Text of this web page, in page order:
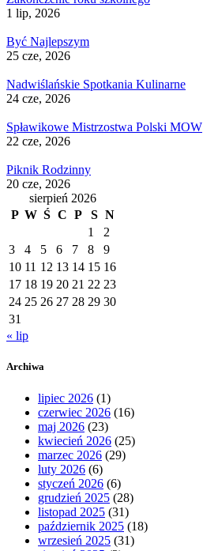
1 lip, 2026
Być Najlepszym
25 cze, 2026
Nadwiślańskie Spotkania Kulinarne
24 cze, 2026
Spławikowe Mistrzostwa Polski MOW
22 cze, 2026
Piknik Rodzinny
20 cze, 2026
sierpień 2026
P W Ś C P S N
1
2
3
4 5 6 7 8
9
10 11 12 13 14 15 16
17 18 19 20 21 22 23
24 25 26 27 28 29 30
31
« lip
Archiwa
lipiec 2026 (1)
czerwiec 2026 (16)
maj 2026 (23)
kwiecień 2026 (25)
marzec 2026 (29)
luty 2026 (6)
styczeń 2026 (6)
grudzień 2025 (28)
listopad 2025 (31)
październik 2025 (18)
wrzesień 2025 (31)